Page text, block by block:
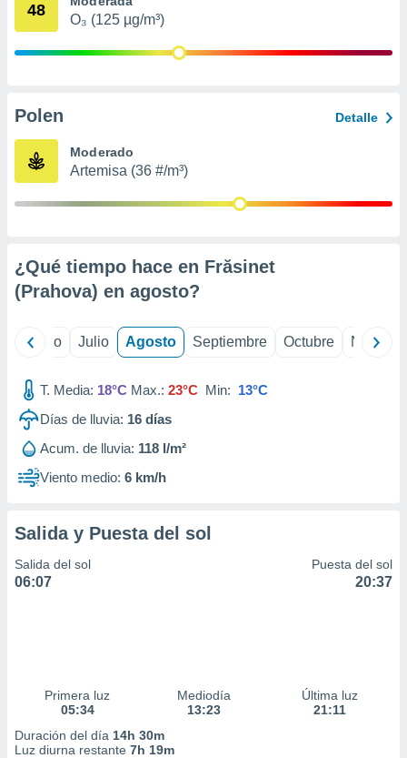
publicidad
de
1199
48
O₃ (125 µg/m³)
Polen Detalle
Moderado
Artemisa (36 #/m³)
¿Qué tiempo hace en Frăsinet
(Prahova) en agosto?
Junio Julio Agosto Septiembre Octubre
T. Media: 18°C Max.: 23°C Min: 13°C
Días de lluvia: 16 días
Acum. de lluvia: 118 l/m²
Viento medio: 6 km/h
Salida y Puesta del sol
Salida del sol
06:07
Puesta del sol
20:37
Primera luz
05:34
Mediodía
13:23
Última luz
21:11
Duración del día 14h 30m
Luz diurna restante 7h 19m